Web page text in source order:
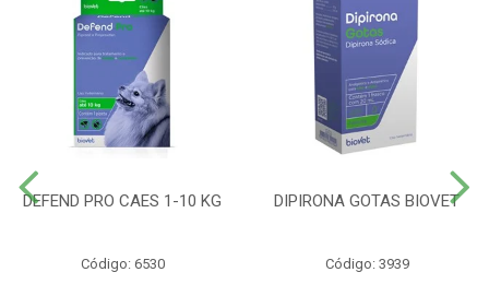
DEFEND PRO CAES 1-10 KG
Código: 6530
DIPIRONA GOTAS BIOVET
Código: 3939